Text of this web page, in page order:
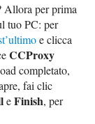
Allora per prima
tuo PC: per
e clicca
CCProxy
completato,
fai clic
eFinish, per